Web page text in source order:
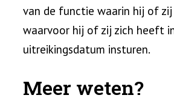
van de functie waarin hij of
waarvoor hij of zij zich heeft
uitreikingsdatum insturen.
Meer weten?